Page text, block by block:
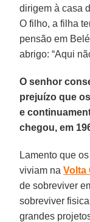
dirigem à casa
O filho, a filha
pensão em
abrigo: “Aqui
O senhor
prejuízo que
e
chegou, em
Lamento que
viviam naVolta
de sobreviver
sobreviver
grandes